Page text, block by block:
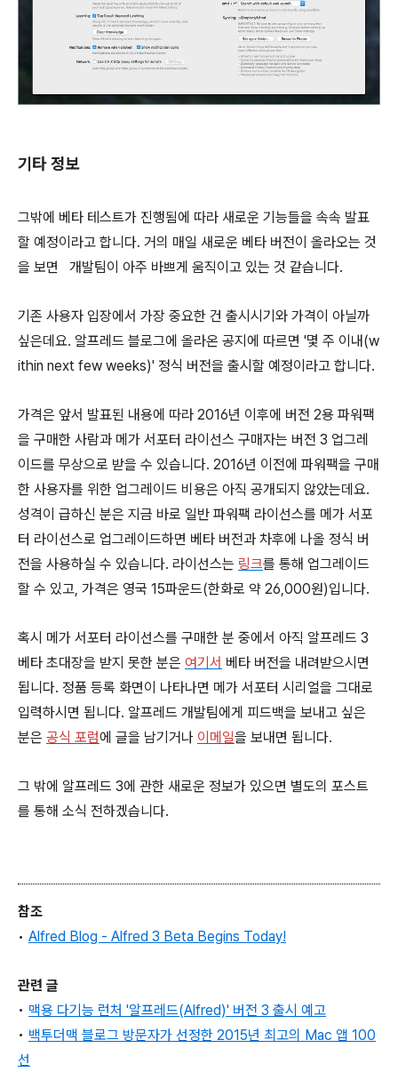
기타 정보
그밖에 베타 테스트가 진행됨에 따라 새로운 기능들을 속속 발표
할 예정이라고 합니다. 거의 매일 새로운 베타 버전이 올라오는 것
을 보면 개발팀이 아주 바쁘게 움직이고 있는 것 같습니다.
기존 사용자 입장에서 가장 중요한 건 출시시기와 가격이 아닐까
싶은데요. 알프레드 블로그에 올라온 공지에 따르면 '몇 주 이내(w
ithin next few weeks)' 정식 버전을 출시할 예정이라고 합니다.
가격은 앞서 발표된 내용에 따라 2016년 이후에 버전 2용 파워팩
을 구매한 사람과 메가 서포터 라이선스 구매자는 버전 3 업그레
이드를 무상으로 받을 수 있습니다. 2016년 이전에 파워팩을 구매
한 사용자를 위한 업그레이드 비용은 아직 공개되지 않았는데요.
성격이 급하신 분은 지금 바로 일반 파워팩 라이선스를 메가 서포
터 라이선스로 업그레이드하면 베타 버전과 차후에 나올 정식 버
전을 사용하실 수 있습니다. 라이선스는 링크를 통해 업그레이드
할 수 있고, 가격은 영국 15파운드(한화로 약 26,000원)입니다.
혹시 메가 서포터 라이선스를 구매한 분 중에서 아직 알프레드 3
베타 초대장을 받지 못한 분은 여기서 베타 버전을 내려받으시면
됩니다. 정품 등록 화면이 나타나면 메가 서포터 시리얼을 그대로
입력하시면 됩니다. 알프레드 개발팀에게 피드백을 보내고 싶은
분은 공식 포럼에 글을 남기거나 이메일을 보내면 됩니다.
그 밖에 알프레드 3에 관한 새로운 정보가 있으면 별도의 포스트
를 통해 소식 전하겠습니다.
참조
• Alfred Blog - Alfred 3 Beta Begins Today!
관련 글
• 맥용 다기능 런처 '알프레드(Alfred)' 버전 3 출시 예고
• 백투더맥 블로그 방문자가 선정한 2015년 최고의 Mac 앱 100
선